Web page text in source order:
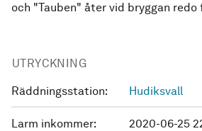
och "Tauben" åter vid bryggan redo
UTRYCKNING
Räddningsstation: Hudiksvall
Larm inkommer: 2020-06-25